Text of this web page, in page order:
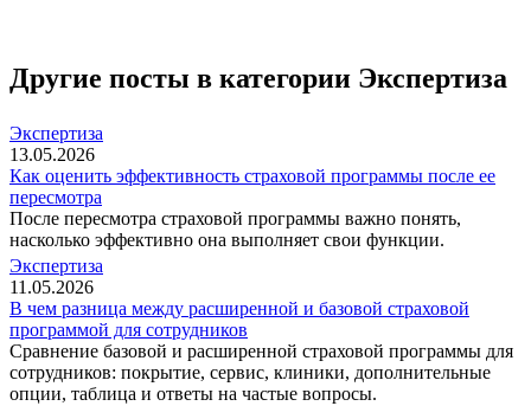
Другие посты в категории Экспертиза
Экспертиза
13.05.2026
Как оценить эффективность страховой программы после ее
пересмотра
После пересмотра страховой программы важно понять,
насколько эффективно она выполняет свои функции.
Экспертиза
11.05.2026
В чем разница между расширенной и базовой страховой
программой для сотрудников
Сравнение базовой и расширенной страховой программы для
сотрудников: покрытие, сервис, клиники, дополнительные
опции, таблица и ответы на частые вопросы.